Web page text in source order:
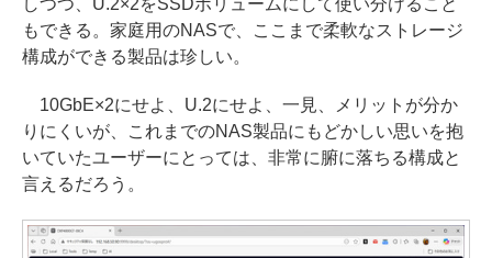
しつつ、U.2×2をSSDボリュームにして使い分けること
もできる。家庭用のNASで、ここまで柔軟なストレージ
構成ができる製品は珍しい。
10GbE×2にせよ、U.2にせよ、一見、メリットが分か
りにくいが、これまでのNAS製品にもどかしい思いを抱
いていたユーザーにとっては、非常に腑に落ちる構成と
言えるだろう。